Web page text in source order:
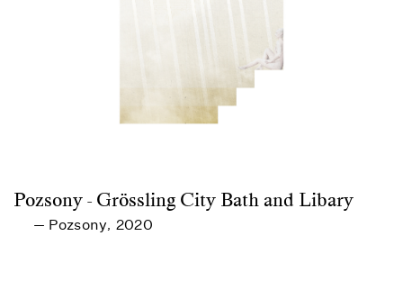
Pozsony - Grössling City Bath and Libary
— Pozsony, 2020